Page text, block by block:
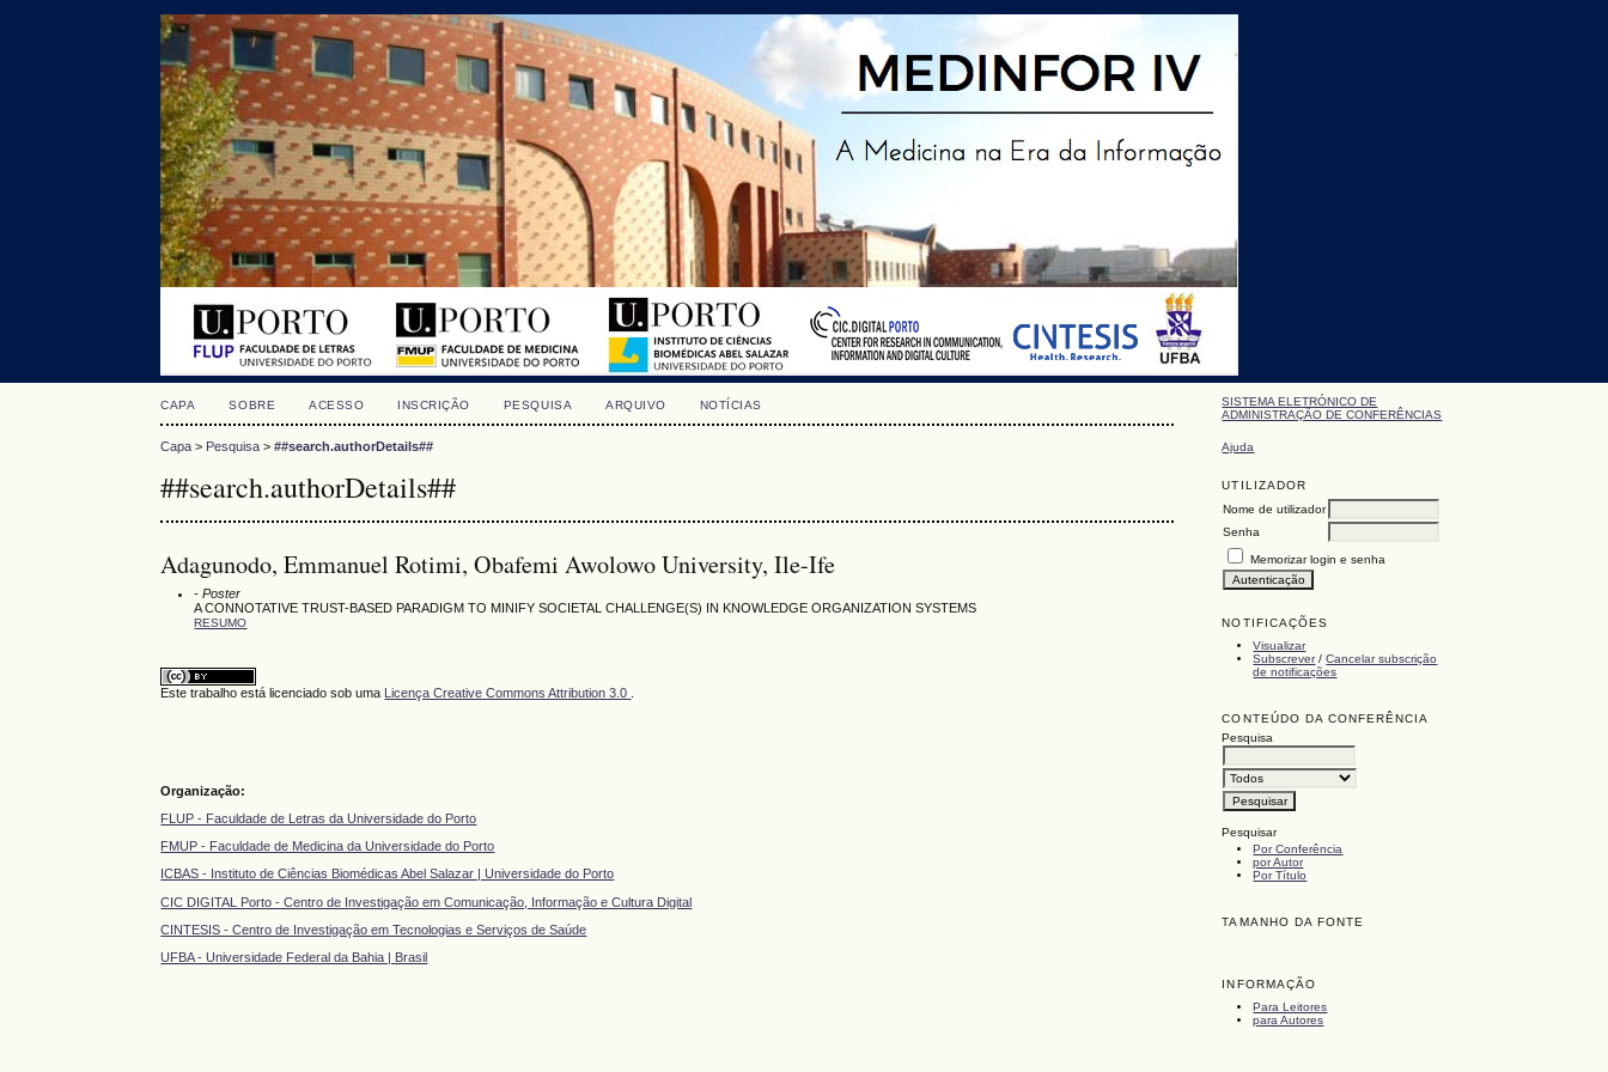
SISTEMA ELETRÓNICO DE
ADMINISTRAÇÃO DE CONFERÊNCIAS
Ajuda
UTILIZADOR
Nome de utilizador
Senha
Memorizar login e senha
NOTIFICAÇÕES
Visualizar
Subscrever/Cancelar subscrição
de notificações
CONTEÚDO DA CONFERÊNCIA
Pesquisa
Pesquisar
Por Conferência
por Autor
Por Título
TAMANHO DA FONTE
INFORMAÇÃO
Para Leitores
para Autores
CAPA SOBRE ACESSO INSCRIÇÃO PESQUISA ARQUIVO NOTÍCIAS
Capa > Pesquisa >##search.authorDetails##
##search.authorDetails##
Adagunodo, Emmanuel Rotimi, Obafemi Awolowo University, Ile-Ife
- Poster
A CONNOTATIVE TRUST-BASED PARADIGM TO MINIFY SOCIETAL CHALLENGE(S) IN KNOWLEDGE ORGANIZATION SYSTEMS
RESUMO
Este trabalho está licenciado sob uma Licença Creative Commons Attribution 3.0
Organização:
FLUP - Faculdade de Letras da Universidade do Porto
FMUP - Faculdade de Medicina da Universidade do Porto
ICBAS - Instituto de Ciências Biomédicas Abel Salazar | Universidade do Porto
CIC DIGITAL Porto - Centro de Investigação em Comunicação, Informação e Cultura Digital
CINTESIS - Centro de Investigação em Tecnologias e Serviços de Saúde
UFBA - Universidade Federal da Bahia | Brasil